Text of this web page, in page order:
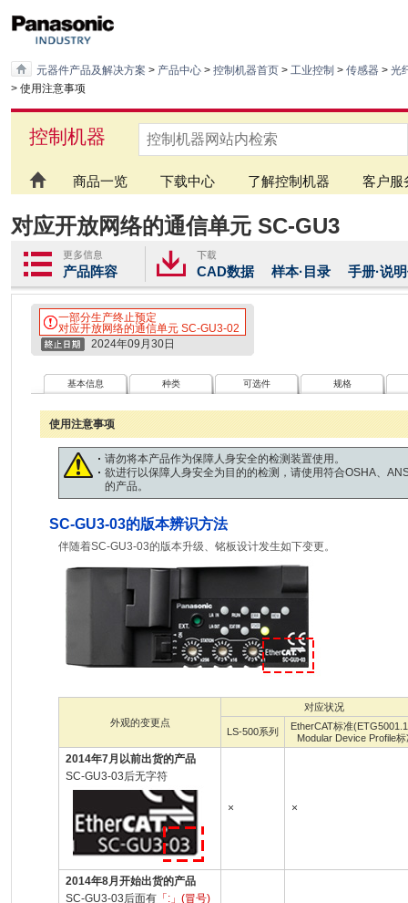
元器件产品及解决方案 > 产品中心 > 控制机器首页 > 工业控制 > 传感器 > 光
> 使用注意事项
控制机器
商品一览 下载中心 了解控制机器 客户服
对应开放网络的通信单元 SC-GU3
产品阵容 CAD数据 样本·目录 手册·说
一部分生产终止预定
对应开放网络的通信单元 SC-GU3-02
2024年09月30日
基本信息 种类 可选件 规格
使用注意事项
请勿将本产品作为保障人身安全的检测装置使用。
欲进行以保障人身安全为目的的检测，请使用符合OSHA、
的产品。
SC-GU3-03的版本辨识方法
伴随着SC-GU3-03的版本升级、铭板设计发生如下变更。
外观的变更点
对应状况
LS-500系列
EtherCAT标准
Modular Device Profile标
2014年7月以前出货的产品
SC-GU3-03后无字符
× ×
2014年8月开始出货的产品
SC-GU3-03后面有 「:」(冒号)